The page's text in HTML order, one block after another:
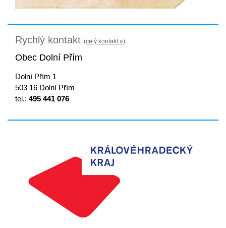
Rychlý kontakt (celý kontakt »)
Obec Dolní Přím
Dolní Přím 1
503 16 Dolní Přím
tel.: 495 441 076